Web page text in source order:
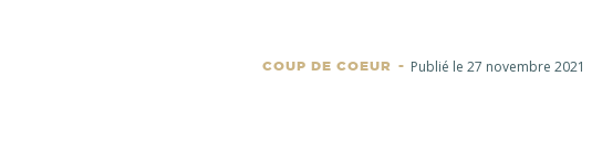
COUP DE COEUR Publié le 27 novembre 2021